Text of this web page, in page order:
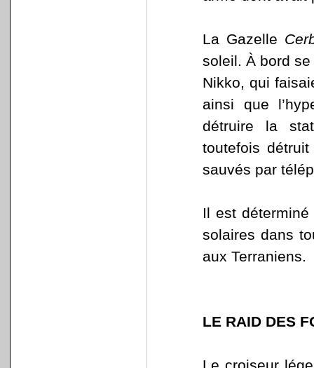
La Gazelle
soleil. À bord
Nikko, qui
ainsi que
détruire la
toutefois
sauvés par
Il est
solaires dans
aux Terraniens.
LE RAID DES